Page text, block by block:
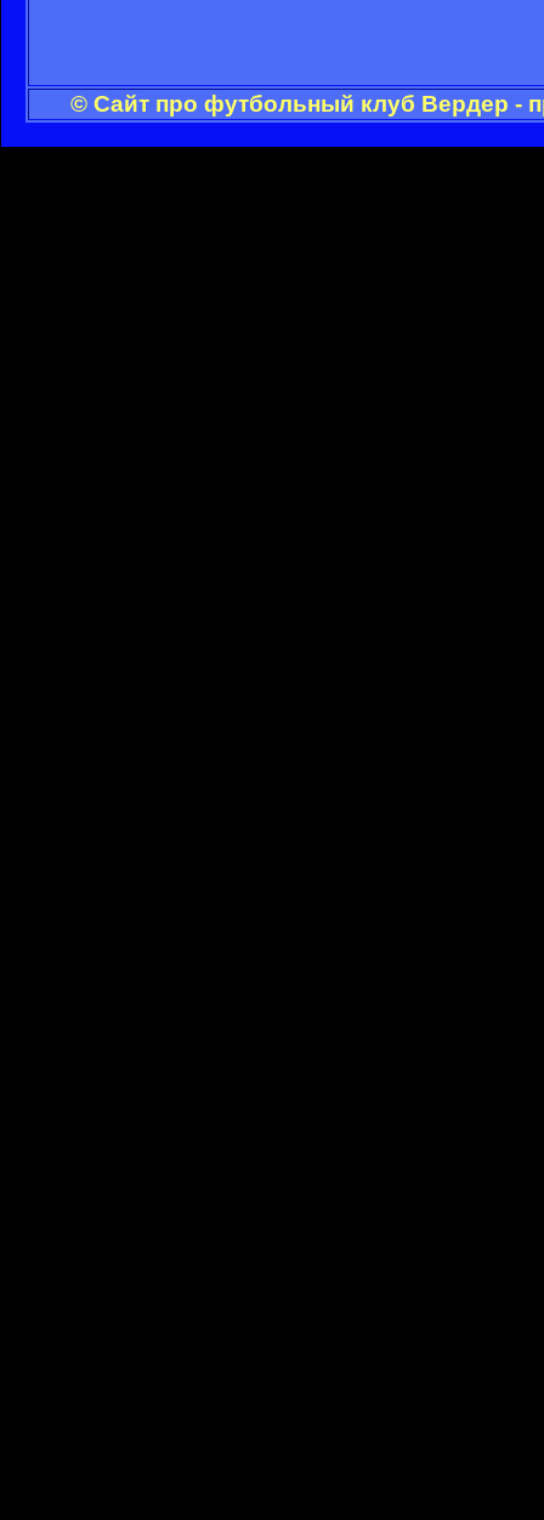
© Сайт про футбольный клуб Вердер -